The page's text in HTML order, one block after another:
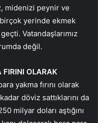
midenizi peynir ve
yerinde ekmek
Vatandaşlarımız
değil.
FIRINI OLARAK
yakma fırını olarak
döviz sattıklarını da
milyar doları aştığını